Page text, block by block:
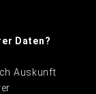
Daten?
Auskunft